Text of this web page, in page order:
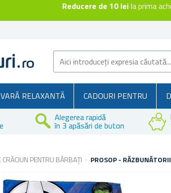
Reducere de 10 leila prima
VARĂ RELAXANTĂ CADOURI PENTRU
Alegerea rapidă
în 3 apăsări de buton
CRĂCIUN PENTRU BĂRBAȚI PROSOP - RĂZBUNĂTORII